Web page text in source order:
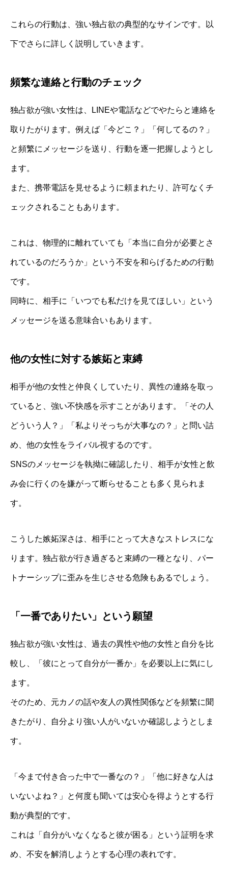
これらの行動は、強い独占欲の典型的なサインです。以
下でさらに詳しく説明していきます。
頻繁な連絡と行動のチェック
独占欲が強い女性は、LINEや電話などでやたらと連絡を
取りたがります。例えば「今どこ？」「何してるの？」
と頻繁にメッセージを送り、行動を逐一把握しようとし
ます。
また、携帯電話を見せるように頼まれたり、許可なくチ
ェックされることもあります。
これは、物理的に離れていても「本当に自分が必要とさ
れているのだろうか」という不安を和らげるための行動
です。
同時に、相手に「いつでも私だけを見てほしい」という
メッセージを送る意味合いもあります。
他の女性に対する嫉妬と束縛
相手が他の女性と仲良くしていたり、異性の連絡を取っ
ていると、強い不快感を示すことがあります。「その人
どういう人？」「私よりそっちが大事なの？」と問い詰
め、他の女性をライバル視するのです。
SNSのメッセージを執拗に確認したり、相手が女性と飲
み会に行くのを嫌がって断らせることも多く見られま
す。
こうした嫉妬深さは、相手にとって大きなストレスにな
ります。独占欲が行き過ぎると束縛の一種となり、パー
トナーシップに歪みを生じさせる危険もあるでしょう。
「一番でありたい」という願望
独占欲が強い女性は、過去の異性や他の女性と自分を比
較し、「彼にとって自分が一番か」を必要以上に気にし
ます。
そのため、元カノの話や友人の異性関係などを頻繁に聞
きたがり、自分より強い人がいないか確認しようとしま
す。
「今まで付き合った中で一番なの？」「他に好きな人は
いないよね？」と何度も聞いては安心を得ようとする行
動が典型的です。
これは「自分がいなくなると彼が困る」という証明を求
め、不安を解消しようとする心理の表れです。